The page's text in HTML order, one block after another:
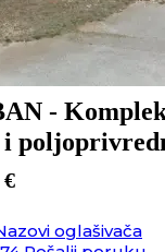
-
i
€
oglašivača